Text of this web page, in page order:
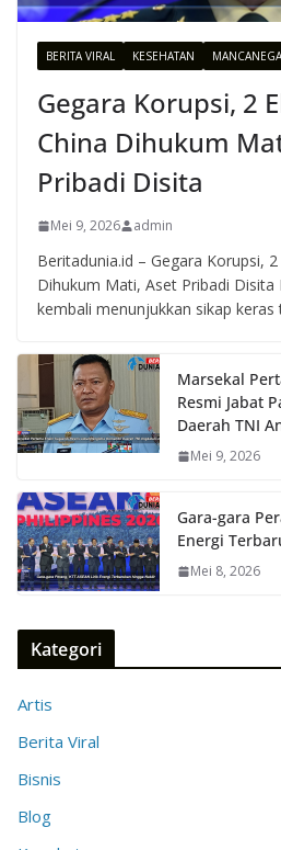
BERITA VIRAL KESEHATAN
Gegara Korupsi, 2
China Dihukum
Pribadi Disita
Mei 9, 2026 admin
Beritadunia.id – Gegara Korupsi,
Dihukum Mati, Aset Pribadi Disita
kembali menunjukkan sikap keras
Marsekal
Resmi Jabat
Daerah TNI
Mei 9, 2026
Gara-gara
Energi
Mei 8, 2026
Kategori
Artis
Berita Viral
Bisnis
Blog